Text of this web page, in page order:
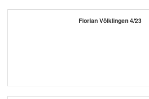
Florian Völklingen 4/23